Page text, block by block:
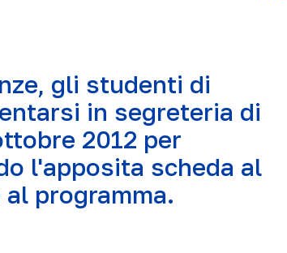
gli studenti di
in segreteria di
2012 per
l'apposita scheda al
programma.